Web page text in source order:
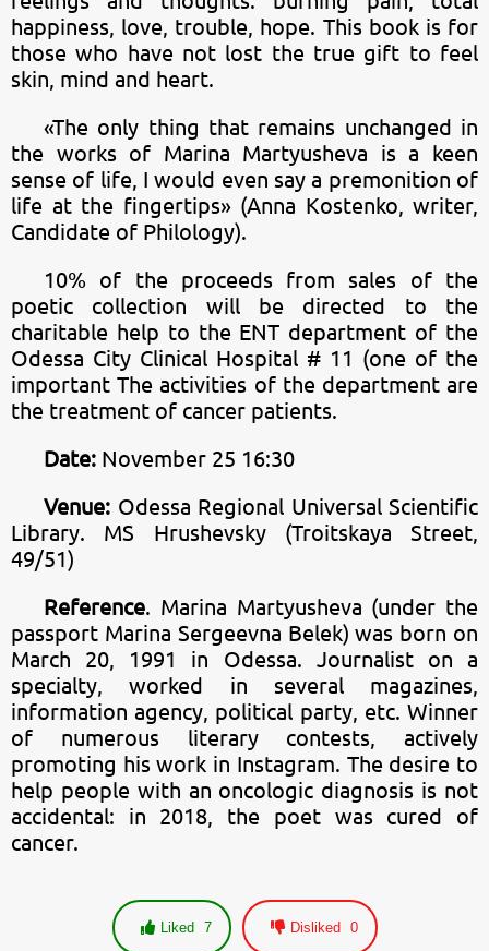
happiness, love, trouble, hope. This book is for
those who have not lost the true gift to feel
skin, mind and heart.
«The only thing that remains unchanged in
the works of Marina Martyusheva is a keen
sense of life, I would even say a premonition of
life at the fingertips» (Anna Kostenko, writer,
Candidate of Philology).
10% of the proceeds from sales of the
poetic collection will be directed to the
charitable help to the ENT department of the
Odessa City Clinical Hospital # 11 (one of the
important The activities of the department are
the treatment of cancer patients.
Date: November 25 16:30
Venue: Odessa Regional Universal Scientific
Library. MS Hrushevsky (Troitskaya Street,
49/51)
Reference. Marina Martyusheva (under the
passport Marina Sergeevna Belek) was born on
March 20, 1991 in Odessa. Journalist on a
specialty, worked in several magazines,
information agency, political party, etc. Winner
of numerous literary contests, actively
promoting his work in Instagram. The desire to
help people with an oncologic diagnosis is not
accidental: in 2018, the poet was cured of
cancer.
Liked 7 Disliked 0